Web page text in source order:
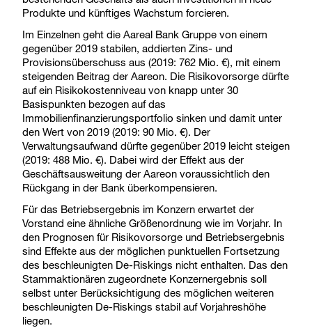
Produkte und künftiges Wachstum forcieren.
Im Einzelnen geht die Aareal Bank Gruppe von einem
gegenüber 2019 stabilen, addierten Zins- und
Provisionsüberschuss aus (2019: 762 Mio. €), mit einem
steigenden Beitrag der Aareon. Die Risikovorsorge dürfte
auf ein Risikokostenniveau von knapp unter 30
Basispunkten bezogen auf das
Immobilienfinanzierungsportfolio sinken und damit unter
den Wert von 2019 (2019: 90 Mio. €). Der
Verwaltungsaufwand dürfte gegenüber 2019 leicht steigen
(2019: 488 Mio. €). Dabei wird der Effekt aus der
Geschäftsausweitung der Aareon voraussichtlich den
Rückgang in der Bank überkompensieren.
Für das Betriebsergebnis im Konzern erwartet der
Vorstand eine ähnliche Größenordnung wie im Vorjahr. In
den Prognosen für Risikovorsorge und Betriebsergebnis
sind Effekte aus der möglichen punktuellen Fortsetzung
des beschleunigten De-Riskings nicht enthalten. Das den
Stammaktionären zugeordnete Konzernergebnis soll
selbst unter Berücksichtigung des möglichen weiteren
beschleunigten De-Riskings stabil auf Vorjahreshöhe
liegen.